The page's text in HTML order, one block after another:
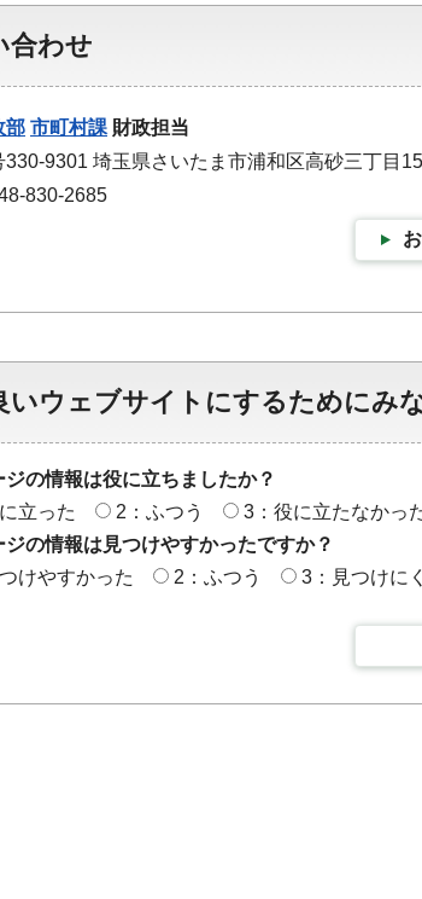
合わせ
部 市町村課 財政担当
330-9301 埼玉県さいたま市浦和区高砂三丁目
830-2685
いウェブサイトにするためにみ
ジの情報は役に立ちましたか？
立った
2：ふつう
3：役に立たなかっ
ジの情報は見つけやすかったですか？
けやすかった
2：ふつう 3：見つけに